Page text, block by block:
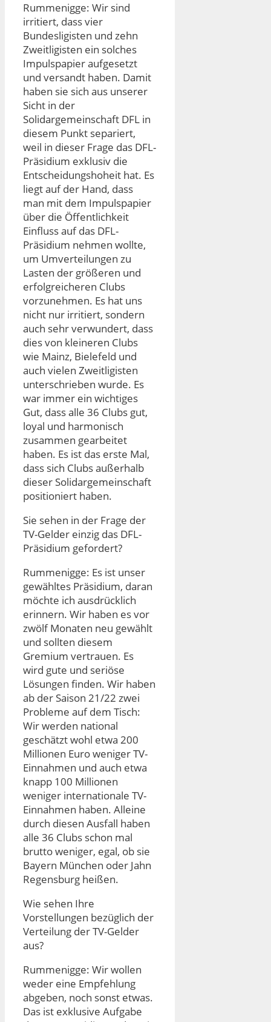
Rummenigge: Wir sind
irritiert, dass vier
Bundesligisten und zehn
Zweitligisten ein solches
Impulspapier aufgesetzt
und versandt haben. Damit
haben sie sich aus unserer
Sicht in der
Solidargemeinschaft DFL in
diesem Punkt separiert,
weil in dieser Frage das DFL-
Präsidium exklusiv die
Entscheidungshoheit hat. Es
liegt auf der Hand, dass
man mit dem Impulspapier
über die Öffentlichkeit
Einfluss auf das DFL-
Präsidium nehmen wollte,
um Umverteilungen zu
Lasten der größeren und
erfolgreicheren Clubs
vorzunehmen. Es hat uns
nicht nur irritiert, sondern
auch sehr verwundert, dass
dies von kleineren Clubs
wie Mainz, Bielefeld und
auch vielen Zweitligisten
unterschrieben wurde. Es
war immer ein wichtiges
Gut, dass alle 36 Clubs gut,
loyal und harmonisch
zusammen gearbeitet
haben. Es ist das erste Mal,
dass sich Clubs außerhalb
dieser Solidargemeinschaft
positioniert haben.
Sie sehen in der Frage der
TV-Gelder einzig das DFL-
Präsidium gefordert?
Rummenigge: Es ist unser
gewähltes Präsidium, daran
möchte ich ausdrücklich
erinnern. Wir haben es vor
zwölf Monaten neu gewählt
und sollten diesem
Gremium vertrauen. Es
wird gute und seriöse
Lösungen finden. Wir haben
ab der Saison 21/22 zwei
Probleme auf dem Tisch:
Wir werden national
geschätzt wohl etwa 200
Millionen Euro weniger TV-
Einnahmen und auch etwa
knapp 100 Millionen
weniger internationale TV-
Einnahmen haben. Alleine
durch diesen Ausfall haben
alle 36 Clubs schon mal
brutto weniger, egal, ob sie
Bayern München oder Jahn
Regensburg heißen.
Wie sehen Ihre
Vorstellungen bezüglich der
Verteilung der TV-Gelder
aus?
Rummenigge: Wir wollen
weder eine Empfehlung
abgeben, noch sonst etwas.
Das ist exklusive Aufgabe